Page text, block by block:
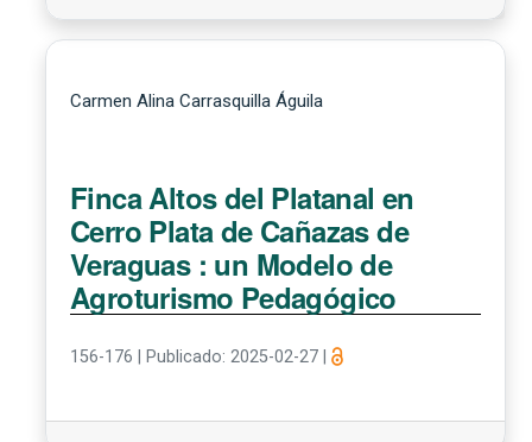
Carmen Alina Carrasquilla Águila
Finca Altos del Platanal en
Cerro Plata de Cañazas de
Veraguas : un Modelo de
Agroturismo Pedagógico
156-176 Publicado: 2025-02-27